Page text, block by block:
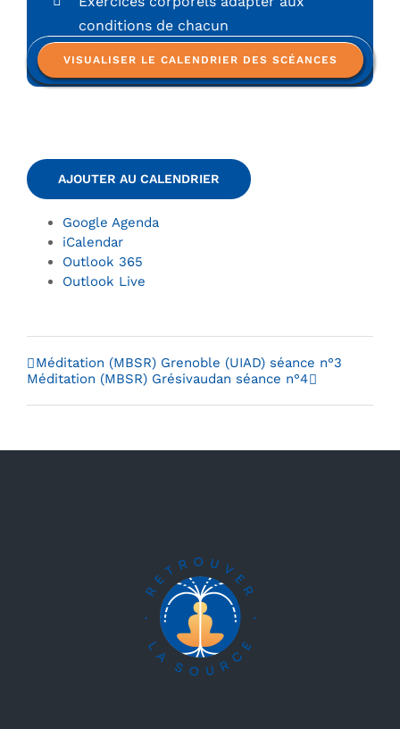
conditions de chacun
EN SAVOIR PLUS SUR LA PLEINE CONSCIENCE
INTERPERSONNELLE
VISUALISER LE CALENDRIER DES SCÉANCES
AJOUTER AU CALENDRIER
Google Agenda
iCalendar
Outlook 365
Outlook Live
Méditation (MBSR) Grenoble (UIAD) séance n°3
Méditation (MBSR) Grésivaudan séance n°4